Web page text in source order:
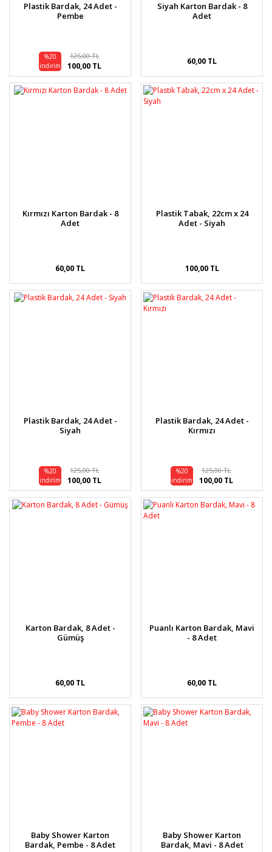
Plastik Bardak, 24 Adet -
Pembe
%20
indirim
125,00 TL
100,00 TL
Siyah Karton Bardak - 8
Adet
60,00 TL
Kırmızı Karton Bardak - 8
Adet
60,00 TL
Plastik Tabak, 22cm x 24
Adet - Siyah
100,00 TL
Plastik Bardak, 24 Adet -
Siyah
%20
indirim
125,00 TL
100,00 TL
Plastik Bardak, 24 Adet -
Kırmızı
%20
indirim
125,00 TL
100,00 TL
Karton Bardak, 8 Adet -
Gümüş
60,00 TL
Puanlı Karton Bardak, Mavi
- 8 Adet
60,00 TL
Baby Shower Karton
Bardak, Pembe - 8 Adet
Baby Shower Karton
Bardak, Mavi - 8 Adet